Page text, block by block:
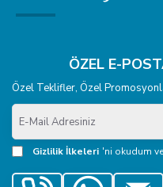
ÖZEL E-
Özel Teklifler, Özel
E-
Mail
Adresiniz
Gizlilik İlkeleri 'ni okudum